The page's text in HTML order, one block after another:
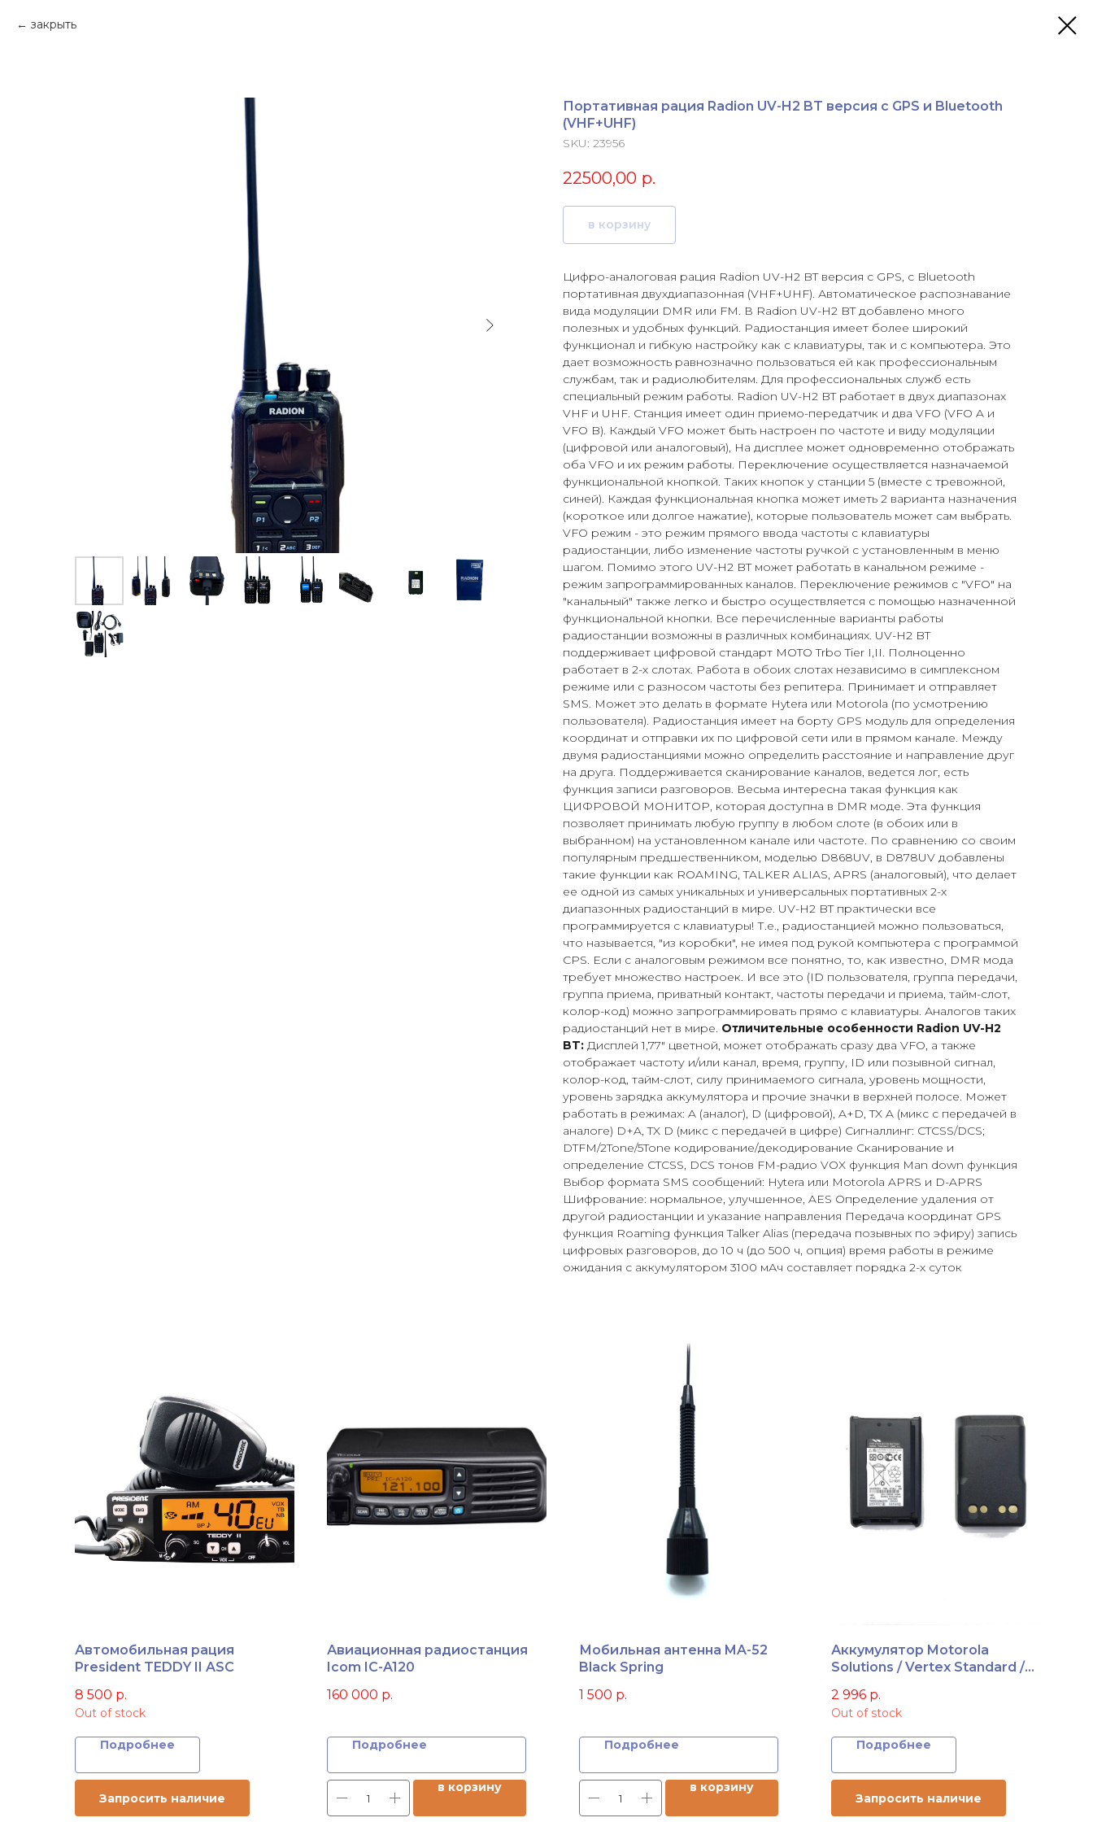
закрыть
Портативная рация Radion UV-H2 BT версия с GPS и Bluetooth
(VHF+UHF)
SKU: 23956
22500,00 р.
в корзину
Цифро-аналоговая рация Radion UV-H2 BT версия с GPS, с Bluetooth
портативная двухдиапазонная (VHF+UHF). Автоматическое распознавание
вида модуляции DMR или FM. В Radion UV-H2 BT добавлено много
полезных и удобных функций. Радиостанция имеет более широкий
функционал и гибкую настройку как с клавиатуры, так и с компьютера. Это
дает возможность равнозначно пользоваться ей как профессиональным
службам, так и радиолюбителям. Для профессиональных служб есть
специальный режим работы. Radion UV-H2 BT работает в двух диапазонах
VHF и UHF. Станция имеет один приемо-передатчик и два VFO (VFO A и
VFO B). Каждый VFO может быть настроен по частоте и виду модуляции
(цифровой или аналоговый), На дисплее может одновременно отображать
оба VFO и их режим работы. Переключение осуществляется назначаемой
функциональной кнопкой. Таких кнопок у станции 5 (вместе с тревожной,
синей). Каждая функциональная кнопка может иметь 2 варианта назначения
(короткое или долгое нажатие), которые пользователь может сам выбрать.
VFO режим - это режим прямого ввода частоты с клавиатуры
радиостанции, либо изменение частоты ручкой с установленным в меню
шагом. Помимо этого UV-H2 BT может работать в канальном режиме -
режим запрограммированных каналов. Переключение режимов с "VFO" на
"канальный" также легко и быстро осуществляется с помощью назначенной
функциональной кнопки. Все перечисленные варианты работы
радиостанции возможны в различных комбинациях. UV-H2 BT
поддерживает цифровой стандарт MOTO Trbo Tier I,II. Полноценно
работает в 2-х слотах. Работа в обоих слотах независимо в симплексном
режиме или с разносом частоты без репитера. Принимает и отправляет
SMS. Может это делать в формате Hytera или Motorola (по усмотрению
пользователя). Радиостанция имеет на борту GPS модуль для определения
координат и отправки их по цифровой сети или в прямом канале. Между
двумя радиостанциями можно определить расстояние и направление друг
на друга. Поддерживается сканирование каналов, ведется лог, есть
функция записи разговоров. Весьма интересна такая функция как
ЦИФРОВОЙ МОНИТОР, которая доступна в DMR моде. Эта функция
позволяет принимать любую группу в любом слоте (в обоих или в
выбранном) на установленном канале или частоте. По сравнению со своим
популярным предшественником, моделью D868UV, в D878UV добавлены
такие функции как ROAMING, TALKER ALIAS, APRS (аналоговый), что делает
ее одной из самых уникальных и универсальных портативных 2-х
диапазонных радиостанций в мире. UV-H2 BT практически все
программируется с клавиатуры! Т.е., радиостанцией можно пользоваться,
что называется, "из коробки", не имея под рукой компьютера с программой
CPS. Если с аналоговым режимом все понятно, то, как известно, DMR мода
требует множество настроек. И все это (ID пользователя, группа передачи,
группа приема, приватный контакт, частоты передачи и приема, тайм-слот,
колор-код) можно запрограммировать прямо с клавиатуры. Аналогов таких
радиостанций нет в мире. Отличительные особенности Radion UV-H2
BT: Дисплей 1,77" цветной, может отображать сразу два VFO, а также
отображает частоту и/или канал, время, группу, ID или позывной сигнал,
колор-код, тайм-слот, силу принимаемого сигнала, уровень мощности,
уровень зарядка аккумулятора и прочие значки в верхней полосе. Может
работать в режимах: A (аналог), D (цифровой), A+D, TX A (микс с передачей в
аналоге) D+A, TX D (микс с передачей в цифре) Сигналлинг: CTCSS/DCS;
DTFM/2Tone/5Tone кодирование/декодирование Сканирование и
определение CTCSS, DCS тонов FM-радио VOX функция Man down функция
Выбор формата SMS сообщений: Hytera или Motorola APRS и D-APRS
Шифрование: нормальное, улучшенное, AES Определение удаления от
другой радиостанции и указание направления Передача координат GPS
функция Roaming функция Talker Alias (передача позывных по эфиру) запись
цифровых разговоров, до 10 ч (до 500 ч, опция) время работы в режиме
ожидания с аккумулятором 3100 мАч составляет порядка 2-х суток
Автомобильная рация
President TEDDY II ASC
8 500 р.
Out of stock
Подробнее
Запросить наличие
Авиационная радиостанция
Icom IC-A120
160 000 р.
Подробнее
в корзину
Мобильная антенна MA-52
Black Spring
1 500 р.
Подробнее
в корзину
Аккумулятор Motorola
Solutions / Vertex Standard /
2 996 р.
Out of stock
Подробнее
Запросить наличие